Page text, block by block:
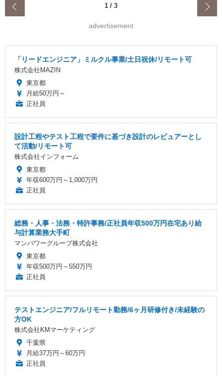
1 / 3
advertisement
「リードエンジニア」ミルクル事業/土日祝休/リモート可
株式会社MAZIN
東京都
月給50万円～
正社員
設計工程やテスト工程で要件に基づき設計のレビュアーとし
て活動/リモート可
株式会社インフォーム
東京都
年収600万円～1,000万円
正社員
総務・人事・法務・特許事務/正社員年収500万円在宅あり給
与計算業務大手町
マンパワーグループ株式会社
東京都
年収500万円～550万円
正社員
テストエンジニア/フルリモート勤務/6ヶ月研修付き/未経験の
方OK
株式会社KMマーケティング
千葉県
月給37万円～60万円
正社員